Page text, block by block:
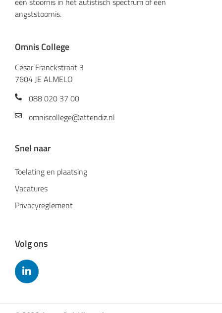
angststoornis.
Omnis College
Cesar Franckstraat 3
7604 JE ALMELO
088 020 37 00
omniscollege@attendiz.nl
Snel naar
Toelating en plaatsing
Vacatures
Privacyreglement
Volg ons